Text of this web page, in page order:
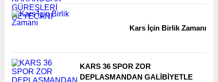
Kars İçin Birlik Zamanı
KARS 36 SPOR ZOR
DEPLASMANDAN GALİBİYETLE